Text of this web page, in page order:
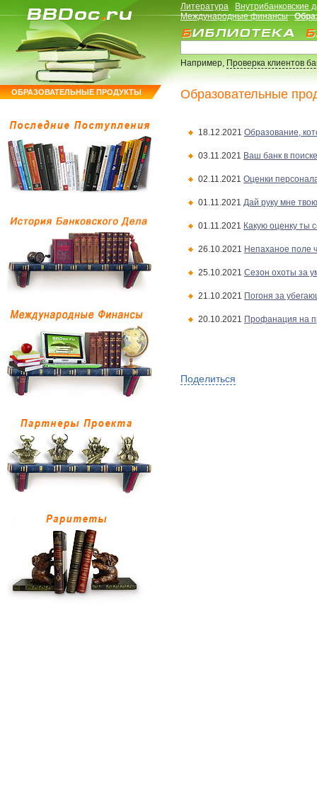
ОБРАЗОВАТЕЛЬНЫЕ ПРОДУКТЫ
Литература
Внутрибанковские
Международные финансы
Например,Проверка клиентов
Образовательные
18.12.2021 Образование,
03.11.2021 Ваш банк в
02.11.2021 Оценки
01.11.2021 Дай руку мне
01.11.2021 Какую оценку ты
26.10.2021 Непаханое поле
25.10.2021 Сезон охоты за
21.10.2021 Погоня за
20.10.2021 Профанация на
Поделиться